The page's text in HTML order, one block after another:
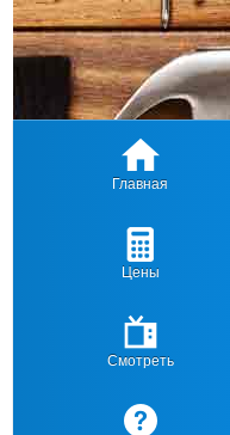
Главная
Цены
Смотреть